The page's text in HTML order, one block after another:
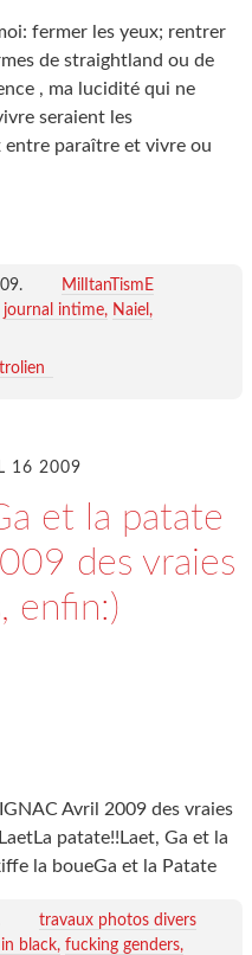
fermer les yeux; rentrer
de straightland ou de
, ma lucidité qui ne
seraient les
entre paraître et vivre ou
.
MilItanTismE
journal intime
Naiel
16 2009
et la patate
des vraies
enfin:)
Avril 2009 des vraies
patate!!Laet, Ga et la
la boueGa et la Patate
travaux photos divers
black fucking genders